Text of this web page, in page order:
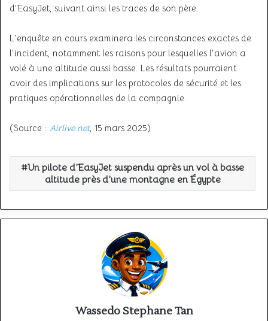
d’EasyJet, suivant ainsi les traces de son père.
L’enquête en cours examinera les circonstances exactes de
l’incident, notamment les raisons pour lesquelles l’avion a
volé à une altitude aussi basse. Les résultats pourraient
avoir des implications sur les protocoles de sécurité et les
pratiques opérationnelles de la compagnie.
(Source : Airlive.net, 15 mars 2025)
Un pilote d’EasyJet suspendu après un vol à basse
altitude près d’une montagne en Égypte
Wassedo Stephane Tan